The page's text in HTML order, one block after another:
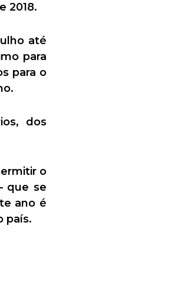
2018.
até
para
para o
dos
o
que se
ano é
país.